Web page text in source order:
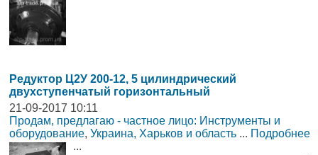
Редуктор Ц2У 200-12, 5 цилиндрический
двухступенчатый горизонтальный
21-09-2017 10:11
Продам, предлагаю - частное лицо: Инструменты и
оборудование, Украина, Харьков и область ... Подробнее
...